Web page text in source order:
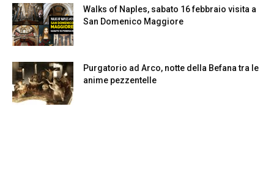
Walks of Naples, sabato 16 febbraio visita a
San Domenico Maggiore
Purgatorio ad Arco, notte della Befana tra le
anime pezzentelle